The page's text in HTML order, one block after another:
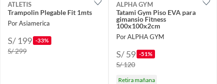
ATLETIS
Trampolin Plegable Fit 1mts
Por Asiamerica
S/ 199 -33%
S/ 299
ALPHA GYM
Tatami Gym Piso EVA para
gimansio Fitness
100x100x2cm
Por ALPHA GYM
S/ 59 -51%
S/ 120
Retira mañana